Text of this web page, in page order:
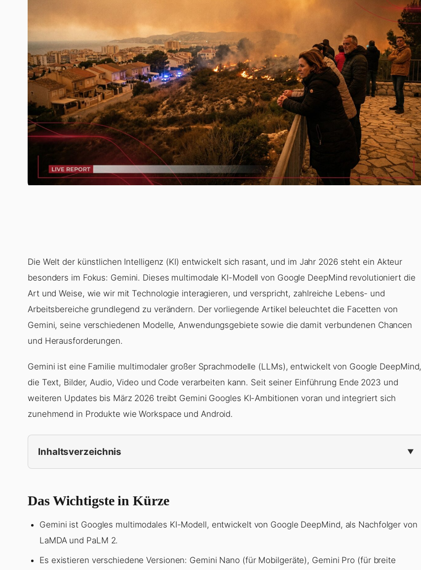
Die Welt der künstlichen Intelligenz (KI) entwickelt sich rasant, und im Jahr 2026 steht ein Akteur
besonders im Fokus: Gemini. Dieses multimodale KI-Modell von Google DeepMind revolutioniert die
Art und Weise, wie wir mit Technologie interagieren, und verspricht, zahlreiche Lebens- und
Arbeitsbereiche grundlegend zu verändern. Der vorliegende Artikel beleuchtet die Facetten von
Gemini, seine verschiedenen Modelle, Anwendungsgebiete sowie die damit verbundenen Chancen
und Herausforderungen.
Gemini ist eine Familie multimodaler großer Sprachmodelle (LLMs), entwickelt von Google DeepMind,
die Text, Bilder, Audio, Video und Code verarbeiten kann. Seit seiner Einführung Ende 2023 und
weiteren Updates bis März 2026 treibt Gemini Googles KI-Ambitionen voran und integriert sich
zunehmend in Produkte wie Workspace und Android.
Inhaltsverzeichnis
Das Wichtigste in Kürze
Gemini ist Googles multimodales KI-Modell, entwickelt von Google DeepMind, als Nachfolger von
LaMDA und PaLM 2.
Es existieren verschiedene Versionen: Gemini Nano (für Mobilgeräte), Gemini Pro (für breite